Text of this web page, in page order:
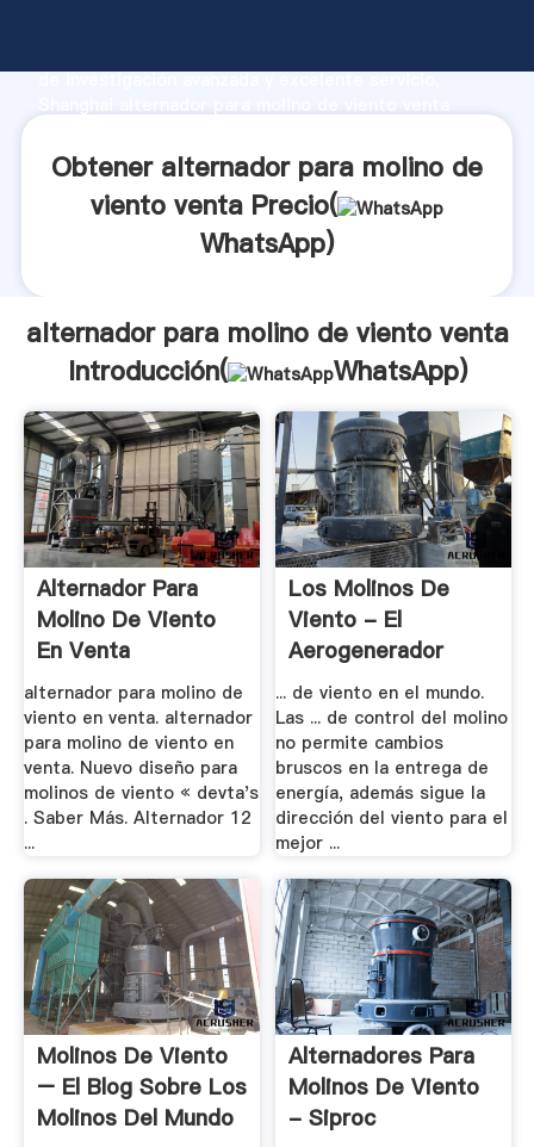
de investigación avanzada y excelente servicio,
clientes.
Obtener alternador para molino de
viento venta Precio(
WhatsApp)
alternador para molino de viento venta
Introducción(
WhatsApp)
Alternador Para
Molino De Viento
En Venta
alternador para molino de
viento en venta. alternador
para molino de viento en
venta. Nuevo diseño para
molinos de viento « devta's
. Saber Más. Alternador 12
...
Los Molinos De
Viento - El
Aerogenerador
... de viento en el mundo.
Las ... de control del molino
no permite cambios
bruscos en la entrega de
energía, además sigue la
dirección del viento para el
mejor ...
Molinos De Viento
– El Blog Sobre Los
Molinos Del Mundo
Alternadores Para
Molinos De Viento
- Siproc